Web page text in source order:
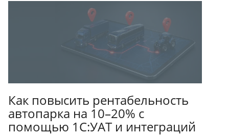
Как повысить рентабельность
автопарка на 10–20% с
помощью 1С:УАТ и интеграций